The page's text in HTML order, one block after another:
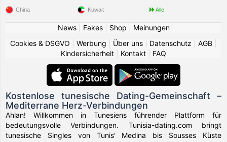
China Kuwait Alle
News| Fakes| Shop
Meinungen
Cookies & DSGVO
Werbung Über uns Datenschutz AGB
Kindersicherheit
Kontakt FAQ
Kostenlose tunesische Dating-Gemeinschaft –
Mediterrane Herz-Verbindungen
Ahlan! Willkommen in Tunesiens führender Plattform für
bedeutungsvolle Verbindungen. Tunisia-dating.com bringt
tunesische Singles von Tunis' Medina bis Sousses Küste